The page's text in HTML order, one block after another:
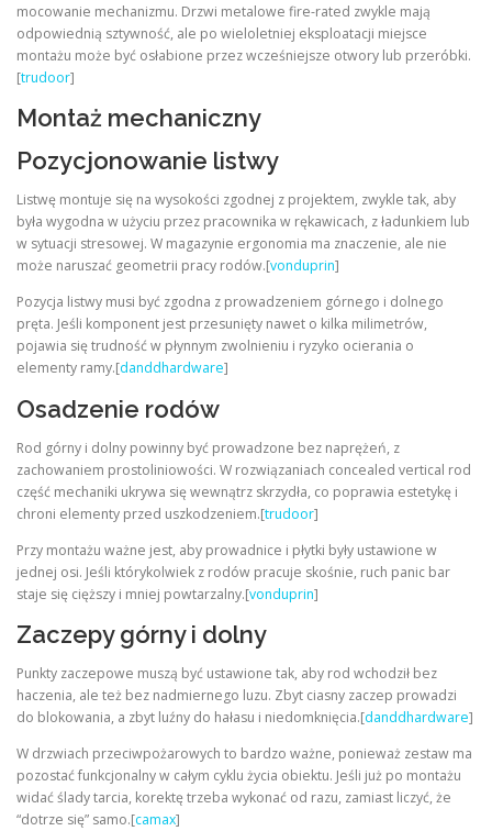
mocowanie mechanizmu. Drzwi metalowe fire-rated zwykle mają
odpowiednią sztywność, ale po wieloletniej eksploatacji miejsce
montażu może być osłabione przez wcześniejsze otwory lub przeróbki.
[trudoor]
Montaż mechaniczny
Pozycjonowanie listwy
Listwę montuje się na wysokości zgodnej z projektem, zwykle tak, aby
była wygodna w użyciu przez pracownika w rękawicach, z ładunkiem lub
w sytuacji stresowej. W magazynie ergonomia ma znaczenie, ale nie
może naruszać geometrii pracy rodów.[vonduprin]
Pozycja listwy musi być zgodna z prowadzeniem górnego i dolnego
pręta. Jeśli komponent jest przesunięty nawet o kilka milimetrów,
pojawia się trudność w płynnym zwolnieniu i ryzyko ocierania o
elementy ramy.[danddhardware]
Osadzenie rodów
Rod górny i dolny powinny być prowadzone bez naprężeń, z
zachowaniem prostoliniowości. W rozwiązaniach concealed vertical rod
część mechaniki ukrywa się wewnątrz skrzydła, co poprawia estetykę i
chroni elementy przed uszkodzeniem.[trudoor]
Przy montażu ważne jest, aby prowadnice i płytki były ustawione w
jednej osi. Jeśli którykolwiek z rodów pracuje skośnie, ruch panic bar
staje się cięższy i mniej powtarzalny.[vonduprin]
Zaczepy górny i dolny
Punkty zaczepowe muszą być ustawione tak, aby rod wchodził bez
haczenia, ale też bez nadmiernego luzu. Zbyt ciasny zaczep prowadzi
do blokowania, a zbyt luźny do hałasu i niedomknięcia.[danddhardware]
W drzwiach przeciwpożarowych to bardzo ważne, ponieważ zestaw ma
pozostać funkcjonalny w całym cyklu życia obiektu. Jeśli już po montażu
widać ślady tarcia, korektę trzeba wykonać od razu, zamiast liczyć, że
“dotrze się” samo.[camax]